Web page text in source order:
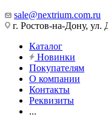
sale@nextrium.com.ru
г. Ростов-на-Дону, ул.
Каталог
Новинки
Покупателям
О компании
Контакты
Реквизиты
...